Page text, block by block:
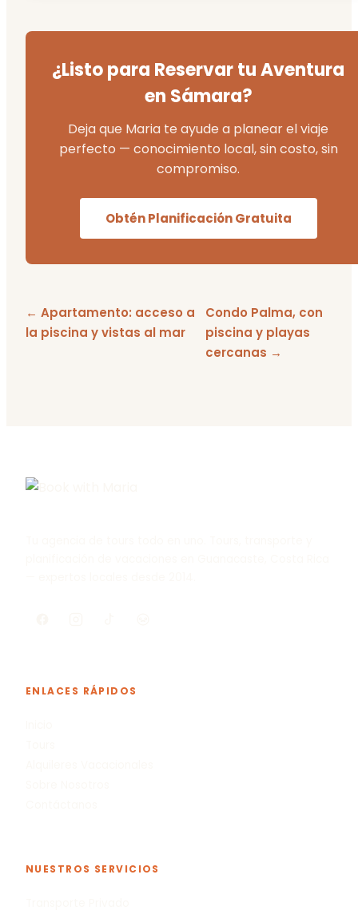
¿Listo para Reservar tu Aventura
en Sámara?
Deja que Maria te ayude a planear el viaje
perfecto — conocimiento local, sin costo, sin
compromiso.
Obtén Planificación Gratuita
← Apartamento: acceso a
la piscina y vistas al mar
Condo Palma, con
piscina y playas
cercanas →
ENLACES RÁPIDOS
NUESTROS SERVICIOS